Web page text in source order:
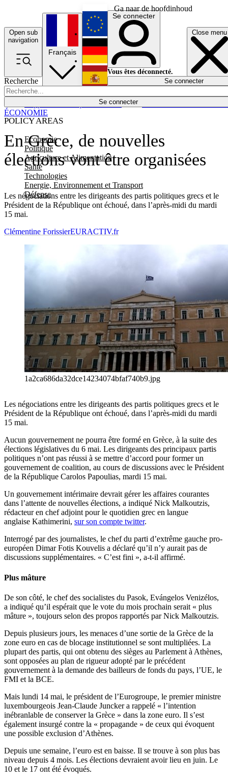
Ga naar de hoofdinhoud
Open sub
navigation
Close menu
Recherche
Se connecter
POLICY AREAS
Economie
Politique
Agriculture et Alimentation
Santé
Technologies
Energie, Environnement et Transport
Défense
Économie
Français
English
Deutsch
Español
Se connecter
Vous êtes déconnecté.
Se connecter
En Grèce, de nouvelles
élections vont être organisées
Les négociations entre les dirigeants des partis politiques grecs et le
Président de la République ont échoué, dans l’après-midi du mardi
15 mai.
ÉCONOMIE
Clémentine ForissierEURACTIV.fr
1a2ca686da32dce14234074bfaf740b9.jpg
Les négociations entre les dirigeants des partis politiques grecs et le
Président de la République ont échoué, dans l’après-midi du mardi
15 mai.
Aucun gouvernement ne pourra être formé en Grèce, à la suite des
élections législatives du 6 mai. Les dirigeants des principaux partis
politiques n’ont pas réussi à se mettre d’accord pour former un
gouvernement de coalition, au cours de discussions avec le Président
de la République Carolos Papoulias, mardi 15 mai.
Un gouvernement intérimaire devrait gérer les affaires courantes
dans l’attente de nouvelles élections, a indiqué Nick Malkoutzis,
rédacteur en chef adjoint pour le quotidien grec en langue
anglaise Kathimerini, sur son compte twitter.
Interrogé par des journalistes, le chef du parti d’extrême gauche pro-
européen Dimar Fotis Kouvelis a déclaré qu’il n’y aurait pas de
discussions supplémentaires. « C’est fini », a-t-il affirmé.
Plus mâture
De son côté, le chef des socialistes du Pasok, Evángelos Venizélos,
a indiqué qu’il espérait que le vote du mois prochain serait « plus
mâture », toujours selon des propos rapportés par Nick Malkoutzis.
Depuis plusieurs jours, les menaces d’une sortie de la Grèce de la
zone euro en cas de blocage institutionnel se sont multipliées. La
plupart des partis, qui ont obtenu des sièges au Parlement à Athènes,
sont opposées au plan de rigueur adopté par le précédent
gouvernement à la demande des bailleurs de fonds du pays, l’UE, le
FMI et la BCE.
Mais lundi 14 mai, le président de l’Eurogroupe, le premier ministre
luxembourgeois Jean-Claude Juncker a rappelé « l’intention
inébranlable de conserver la Grèce » dans la zone euro. Il s’est
également insurgé contre la « propagande » de ceux qui évoquent
une possible exclusion d’Athènes.
Depuis une semaine, l’euro est en baisse. Il se trouve à son plus bas
niveau depuis 4 mois. Les élections devraient avoir lieu en juin. Le
10 et le 17 ont été évoqués.